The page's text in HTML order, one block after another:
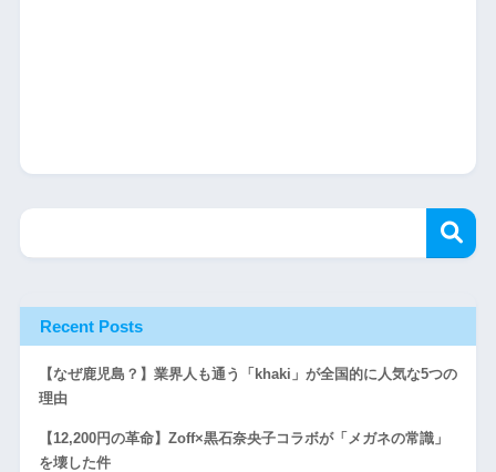
Recent Posts
【なぜ鹿児島？】業界人も通う「khaki」が全国的に人気な5つの
理由
【12,200円の革命】Zoff×黒石奈央子コラボが「メガネの常識」
を壊した件